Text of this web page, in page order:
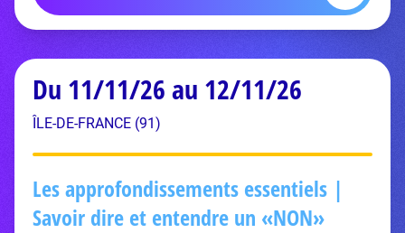
Du 11/11/26 au 12/11/26
ÎLE-DE-FRANCE (91)
Les approfondissements essentiels |
Savoir dire et entendre un «NON»